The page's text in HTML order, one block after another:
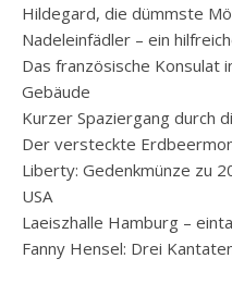
Hildegard, die dümmste
Nadeleinfädler – ein
Das französische Konsulat
Gebäude
Kurzer Spaziergang durch
Der versteckte
Liberty: Gedenkmünze zu
USA
Laeiszhalle Hamburg –
Fanny Hensel: Drei